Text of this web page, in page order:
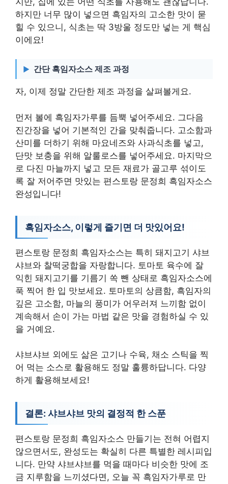
하지만 너무 많이 넣으면 흑임자의 고소한 맛이 묻
힐 수 있으니, 식초는 딱 3방울 정도만 넣는 게 핵심
이에요!
간단 흑임자소스 제조 과정
자, 이제 정말 간단한 제조 과정을 살펴볼게요.
먼저 볼에 흑임자가루를 듬뿍 넣어주세요. 그다음
진간장을 넣어 기본적인 간을 맞춰줍니다. 고소함과
산미를 더하기 위해 마요네즈와 사과식초를 넣고,
단맛 보충을 위해 알룰로스를 넣어주세요. 마지막으
로 다진 마늘까지 넣고 모든 재료가 골고루 섞이도
록 잘 저어주면 맛있는 편스토랑 문정희 흑임자소스
완성입니다!
흑임자소스, 이렇게 즐기면 더 맛있어요!
편스토랑 문정희 흑임자소스는 특히 돼지고기 샤브
샤브와 찰떡궁합을 자랑합니다. 토마토 육수에 잘
익힌 돼지고기를 기름기 쏙 뺀 상태로 흑임자소스에
푹 찍어 한 입 맛보세요. 토마토의 상큼함, 흑임자의
깊은 고소함, 마늘의 풍미가 어우러져 느끼함 없이
계속해서 손이 가는 마법 같은 맛을 경험하실 수 있
을 거예요.
샤브샤브 외에도 삶은 고기나 수육, 채소 스틱을 찍
어 먹는 소스로 활용해도 정말 훌륭하답니다. 다양
하게 활용해보세요!
결론: 샤브샤브 맛의 결정적 한 스푼
편스토랑 문정희 흑임자소스 만들기는 전혀 어렵지
않으면서도, 완성도는 확실히 다른 특별한 레시피입
니다. 만약 샤브샤브를 먹을 때마다 비슷한 맛에 조
금 지루함을 느끼셨다면, 오늘 꼭 흑임자가루로 만